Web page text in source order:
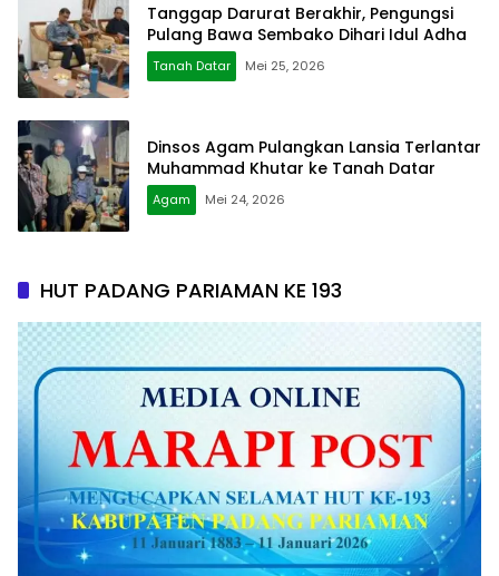
Tanggap Darurat Berakhir, Pengungsi
Pulang Bawa Sembako Dihari Idul Adha
Tanah Datar Mei 25, 2026
Dinsos Agam Pulangkan Lansia Terlantar
Muhammad Khutar ke Tanah Datar
Agam Mei 24, 2026
HUT PADANG PARIAMAN KE 193